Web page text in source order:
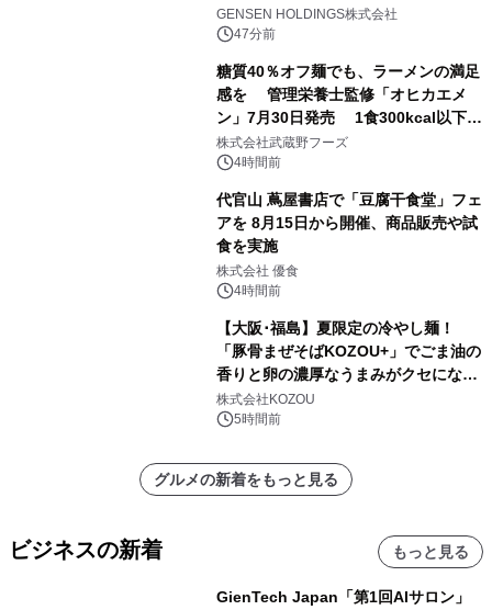
イキングの価格改定&繁忙日料金撤廃
を実施
GENSEN HOLDINGS株式会社
47分前
糖質40％オフ麺でも、ラーメンの満足
感を 管理栄養士監修「オヒカエメ
ン」7月30日発売 1食300kcal以下・
1日の1/3量の野菜・塩分3.3g以下を実
現
株式会社武蔵野フーズ
4時間前
代官山 蔦屋書店で「豆腐干食堂」フェ
アを 8月15日から開催、商品販売や試
食を実施
株式会社 優食
4時間前
【大阪･福島】夏限定の冷やし麺！
「豚骨まぜそばKOZOU+」でごま油の
香りと卵の濃厚なうまみがクセになる
「冷やしネギ玉」を発売！
株式会社KOZOU
5時間前
グルメの新着をもっと見る
ビジネスの新着 もっと見る
GienTech Japan「第1回AIサロン」